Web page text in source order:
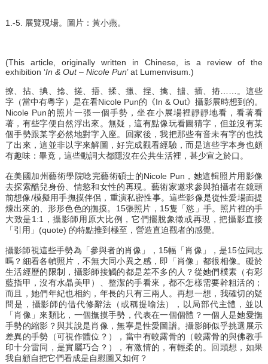
1.-5. 展覽現場。圖片：黃小燕。
(This article, originally written in Chinese, is a review of the
exhibition ‘In & Out– Nicole Pun’ at Lumenvisum.)
撩、拈、捵、捻、搓、捂、揉、擸、捏、擒、摣、插、摏……。這些
字（當中有粵字）是在看Nicole Pun的《In & Out》攝影展時想到的。
Nicole Pun的照片一張一個手勢，坐在小展場裡靜靜地看，看著看
著，有些字便自然浮出來。無疑，這有點像玩看圖猜字，但並沒有某
個手勢跟某字必然地對字入座。回家後，我把那些有音未有字的也找
了出來，這並非以字來解圖，好完成觀看經驗，而是這些字本身也頗
有趣味：畢竟，這些動詞大都隱沒在公共生活裡，甚少宣之於口。
在美國加州藝術學院唸完藝術碩士的Nicole Pun，她這輯照片用影像
去探索酷兒身份、情慾和女性的再現。藝術家邀求參與拍攝者在鏡頭
前想像/模擬用手撫摸伴侶，重演私密性事。這些影像是從性愛場面提
煉出來的、形形色色的撫摸。15張照片，15隻「慾」手。照片裡的手
大致是1:1，攝影師用原大比例，它們擺脫象徵或再現，把攝影直接
「引用」(quote) 的特點推到極至，營造直迫觀者的感覺。
攝影師視這些手勢為「參與者的肖像」，15幅「肖像」，是15位同志
嗎？細看各幀照片，不無大同小異之感，即「肖像」都很相像。礙於
生活經歷的限制，攝影師接觸的都是差不多的人？從她們樸素（有彩
藍指甲，沒有水晶美甲）、整潔的手看來，都不怎樣需要幹粗活的；
而且，她們年紀也相約，年長的只有三兩人。再想一想，我確切的疑
問是，攝影師的借代修辭法（或稱提喻法），以局部代主體，並以
「肖像」來類比，一個撫摸手勢，代表在一個個體？一個人是她愛撫
手勢的縮影？與其說是肖像，無寧是性愛圖譜。攝影師似乎挑選展示
差異的手勢（可視作體位？），當中有較露骨的（較露骨的與佛教手
印十分雷同，是實屬巧合？），有激情的，有輕柔的。回頭想，如果
我自顧自把它們看成是自慰圖又如何？